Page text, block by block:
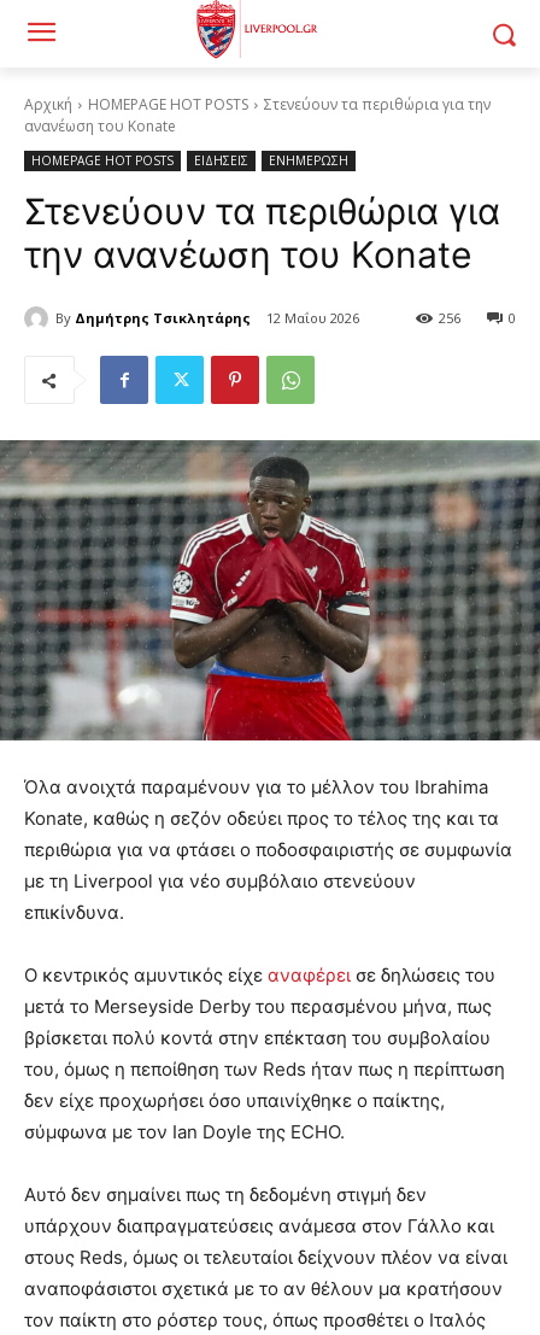
Αρχική HOMEPAGE HOT POSTS
Στενεύουν τα περιθώρια για την
ανανέωση του Konate
HOMEPAGE HOT POSTS ΕΙΔΗΣΕΙΣ ΕΝΗΜΕΡΩΣΗ
Στενεύουν τα περιθώρια για
την ανανέωση του Konate
By Δημήτρης Τσικλητάρης 12 Μαΐου 2026 0
256
Όλα ανοιχτά παραμένουν για το μέλλον του Ibrahima
Konate, καθώς η σεζόν οδεύει προς το τέλος της και τα
περιθώρια για να φτάσει ο ποδοσφαιριστής σε συμφωνία
με τη Liverpool για νέο συμβόλαιο στενεύουν
επικίνδυνα.
Ο κεντρικός αμυντικός είχε αναφέρει σε δηλώσεις του
μετά το Merseyside Derby του περασμένου μήνα, πως
βρίσκεται πολύ κοντά στην επέκταση του συμβολαίου
του, όμως η πεποίθηση των Reds ήταν πως η περίπτωση
δεν είχε προχωρήσει όσο υπαινίχθηκε ο παίκτης,
σύμφωνα με τον Ian Doyle της ECHO.
Αυτό δεν σημαίνει πως τη δεδομένη στιγμή δεν
υπάρχουν διαπραγματεύσεις ανάμεσα στον Γάλλο και
στους Reds, όμως οι τελευταίοι δείχνουν πλέον να είναι
αναποφάσιστοι σχετικά με το αν θέλουν μα κρατήσουν
τον παίκτη στο ρόστερ τους, όπως προσθέτει ο Ιταλός